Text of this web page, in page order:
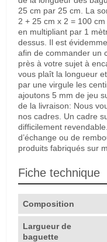
25 cm par 25 cm. La
2 + 25 cm x 2 = 100
en multipliant par 1
dessus. Il est
afin de commander un
près à votre sujet à
vous plaît la longueur
par une virgule les
ajoutons 5 mm de jeu
de la livraison: Nous
nos cadres. Un cadre
difficilement
d’échange ou de
produits fabriqués sur
Fiche technique
Composition
Largueur de
baguette